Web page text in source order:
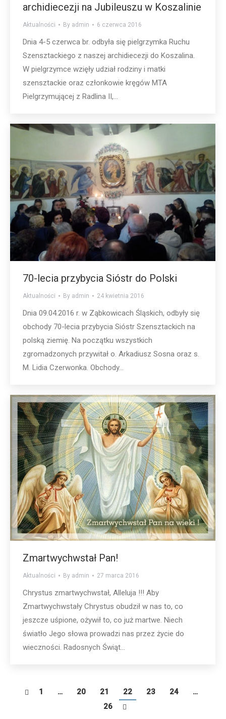
archidiecezji na Jubileuszu w Koszalinie
Aktualności By admin 6 czerwca 2016
Dnia 4-5 czerwca br. odbyła się pielgrzymka Ruchu
Szensztackiego z naszej archidiecezji do Koszalina.
W pielgrzymce wzięły udział rodziny i matki
szensztackie oraz członkowie kręgów MTA
Pielgrzymującej z Radlina II,…
70-lecia przybycia Sióstr do Polski
Aktualności By admin 24 kwietnia 2016
Dnia 09.04.2016 r. w Ząbkowicach Śląskich, odbyły się
obchody 70-lecia przybycia Sióstr Szensztackich na
polską ziemię. Na początku wszystkich
zgromadzonych przywitał o. Arkadiusz Sosna oraz s.
M. Lidia Czerwonka. Obchody…
Zmartwychwstał Pan!
Aktualności By admin 27 marca 2016
Chrystus zmartwychwstał, Alleluja !!! Aby
Zmartwychwstały Chrystus obudził w nas to, co
jeszcze uśpione, ożywił to, co już martwe. Niech
światło Jego słowa prowadzi nas przez życie do
wieczności. Radosnych Świąt…
1 … 20 21 22 23 24
…
26